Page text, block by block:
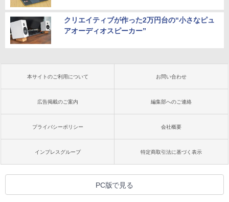
クリエイティブが作った2万円台の“小さなピュ
アオーディオスピーカー”
本サイトのご利用について お問い合わせ
広告掲載のご案内 編集部へのご連絡
プライバシーポリシー 会社概要
インプレスグループ 特定商取引法に基づく表示
PC版で見る